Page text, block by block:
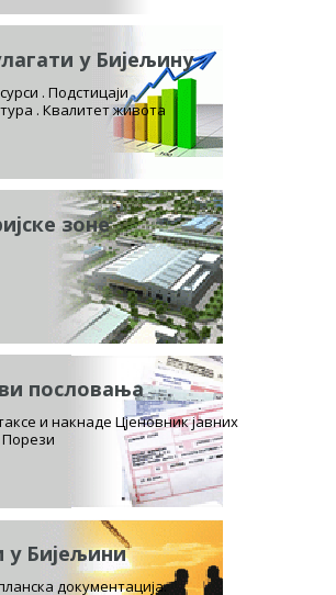
у Бијељину
. Подстицаји
. Квалитет живота
зоне
пословања
и накнаде Цјеновник јавних
у Бијељини
документација.